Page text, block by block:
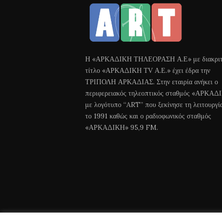
Η «ΑΡΚΑΔΙΚΗ ΤΗΛΕΟΡΑΣΗ Α.Ε» με
τίτλο «ΑΡΚΑΔΙΚΗ ΤV Α.Ε.» έχει έδρα την
ΤΡΙΠΟΛΗ ΑΡΚΑΔΙΑΣ. Στην εταιρία ανήκει ο
περιφερειακός τηλεοπτικός σταθμός
με λογότυπο “ART” που ξεκίνησε τη
το 1991 καθώς και ο ραδιοφωνικός σταθμός
«ΑΡΚΑΔΙΚΗ» 95,9 FM.